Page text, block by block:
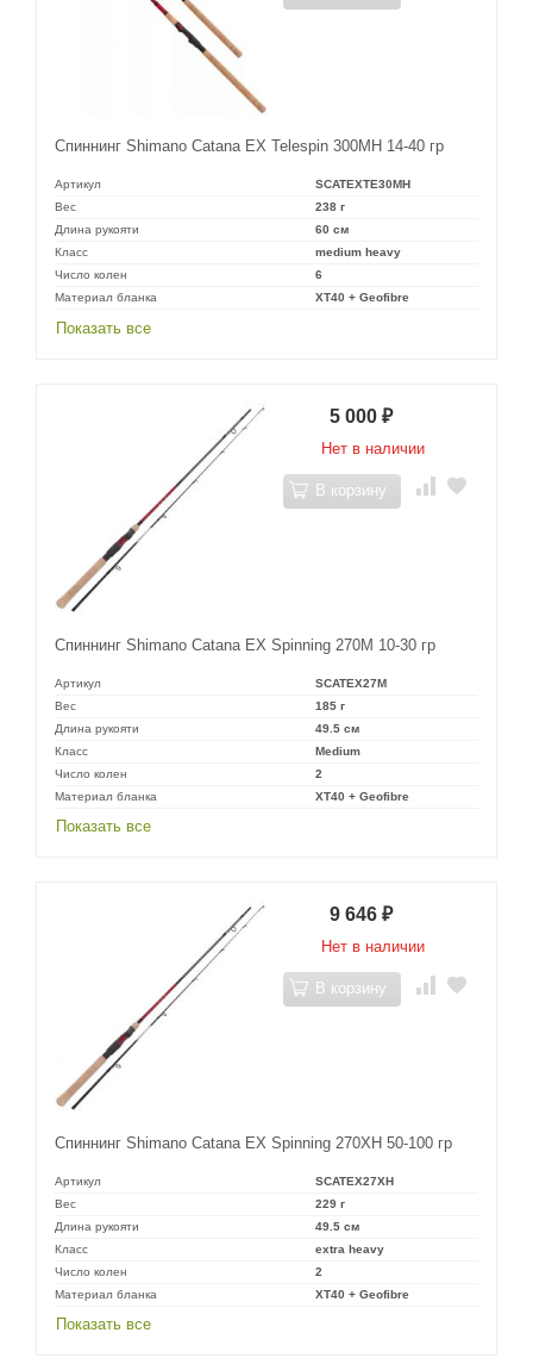
Спиннинг Shimano Catana EX Telespin 300MH 14-40 гр
Артикул
SCATEXTE30MH
Вес
238 г
Длина рукояти
60 см
Класс
medium heavy
Число колен
6
Материал бланка
XT40 + Geofibre
Показать все
Спиннинг Shimano Catana EX Spinning 270M 10-30 гр
Артикул
SCATEX27M
Вес
185 г
Длина рукояти
49.5 см
Класс
Medium
Число колен
2
Материал бланка
XT40 + Geofibre
Показать все
5 000 ₽
Нет в наличии
В корзину
Спиннинг Shimano Catana EX Spinning 270XH 50-100 гр
Артикул
SCATEX27XH
Вес
229 г
Длина рукояти
49.5 см
Класс
extra heavy
Число колен
2
Материал бланка
XT40 + Geofibre
Показать все
9 646 ₽
Нет в наличии
В корзину